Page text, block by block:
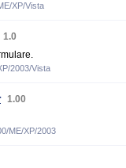
XP/Vista
1.0
2003/Vista
1.00
ME/XP/2003